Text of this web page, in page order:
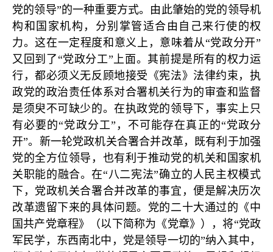
党的领导”的一种重要方式。由此肇始的党的领导机
构和国家机构，分别掌管适合由自己来行使的权
力。这在一定程度和意义上，意味着从“党政分开”
又回到了“党政分工”上面。其前提是所有的权力运
行，都必须义无反顾地接受《宪法》法律约束，执
政党的政治责任体系对合署机关行为的审查和监督
是须臾不可缺少的。在执政党的领导下，事实上只
有必要的“党政分工”，不可能存在真正的“党政分
开”。新一轮党政机关合署合并改革，既有利于加强
党的全方位领导，也有利于推动党的机关和国家机
关职能的融合。在“八二宪法”确立的人民主权模式
下，党政机关合署合并改革的事宜，便是解决历次
改革遗留下来的具体问题。党的二十大通过的《中
国共产党章程》（以下简称为《党章》），将“党政
军民学，东西南北中，党是领导一切的”纳入其中，